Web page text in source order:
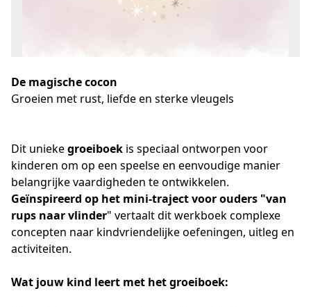
De magische cocon
Groeien met rust, liefde en sterke vleugels
Dit unieke groeiboek is speciaal ontworpen voor
kinderen om op een speelse en eenvoudige manier
Geïnspireerd op het mini-traject voor ouders "van
rups naar vlinder" vertaalt dit werkboek complexe
concepten naar kindvriendelijke oefeningen, uitleg en
activiteiten.
Wat jouw kind leert met het groeiboek: